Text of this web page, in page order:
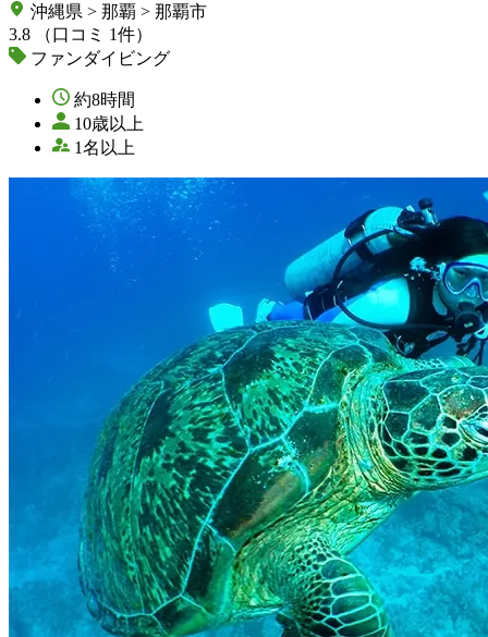
沖縄県 > 那覇 > 那覇市
3.8
（口コミ 1件）
ファンダイビング
約8時間
10歳以上
1名以上